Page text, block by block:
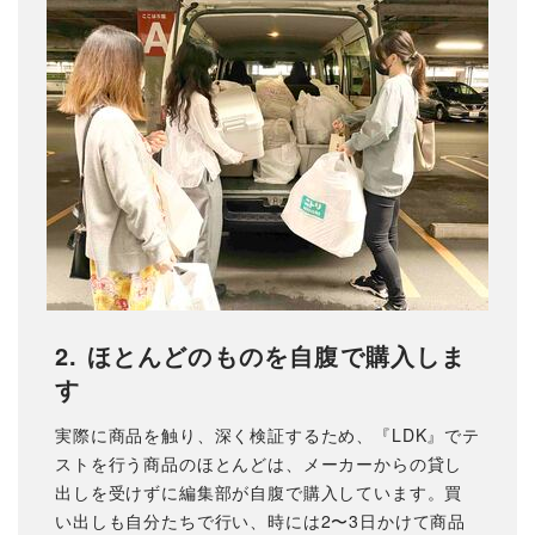
2. ほとんどのものを自腹で購入しま
す
実際に商品を触り、深く検証するため、『LDK』でテ
ストを行う商品のほとんどは、メーカーからの貸し
出しを受けずに編集部が自腹で購入しています。買
い出しも自分たちで行い、時には2〜3日かけて商品